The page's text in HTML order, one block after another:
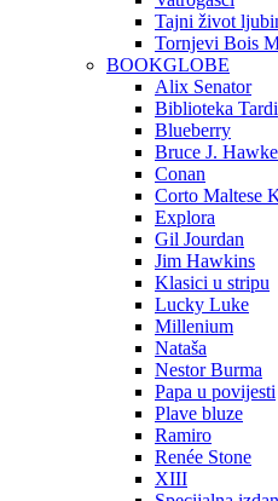
Tajni život
Tornjevi Bois
BOOKGLOBE
Alix Senator
Biblioteka Tardi
Blueberry
Bruce J.
Conan
Corto Maltese
Explora
Gil Jourdan
Jim Hawkins
Klasici u stripu
Lucky Luke
Millenium
Nataša
Nestor Burma
Papa u povijesti
Plave bluze
Ramiro
Renée Stone
XIII